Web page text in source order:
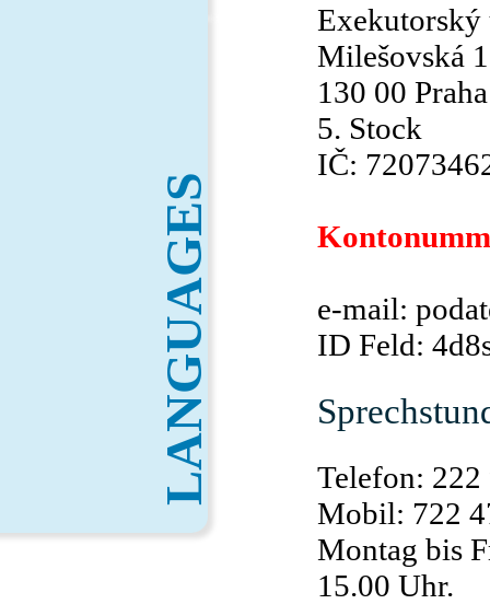
LANGUAGES
Exekutorský
Milešovská
130 00
5. Stock
IČ:
e-mail:
ID Feld:
Telefon: 222
Mobil: 722
Montag bis
15.00 Uhr.